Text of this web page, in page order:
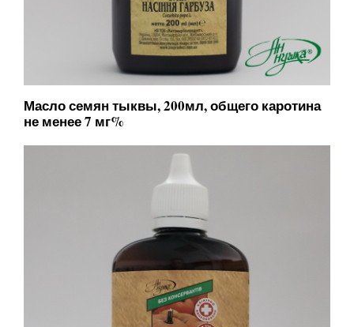
Масло семян тыквы, 200мл, общего каротина
не менее 7 мг%